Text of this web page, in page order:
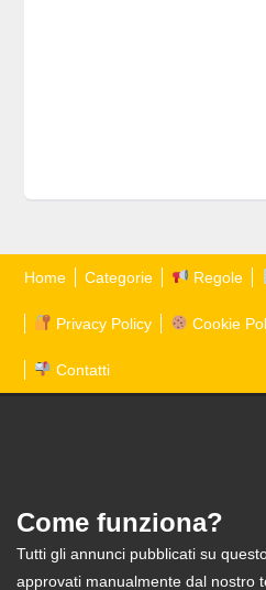
Home Categorie Regole
Privacy Policy Cookie
Contatti
Come funziona?
Tutti gli annunci pubblicati su
approvati manualmente dal nostro